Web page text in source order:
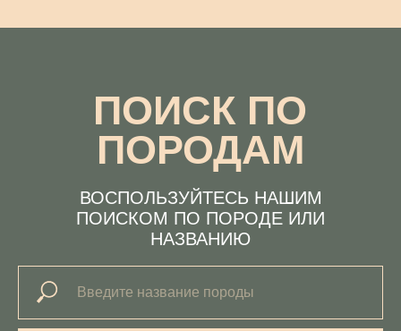
ПРОФЕССИОНАЛИЗМ
ЛЮБОВЬ К
ПИТОМЦАМ
ЗДОРОВЬЕ